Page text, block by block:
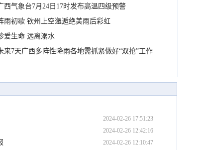
西气象台7月24日17时发布高温四级预警
雨初歇 钦州上空邂逅绝美雨后彩虹
爱生命 远离溺水
来7天广西多阵性降雨各地需抓紧做好“双抢”工作
2024-02-26 17:51:23
2024-02-26 12:42:16
2024-02-26 12:10:47